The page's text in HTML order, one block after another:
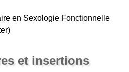
en Sexologie Fonctionnelle
et insertions